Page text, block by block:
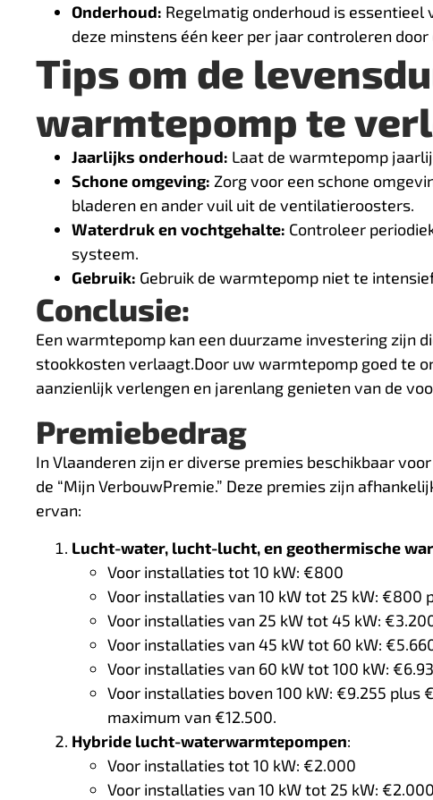
Onderhoud: Regelmatig onderhoud is
deze minstens één keer per jaar controleren
Tips om de
warmtepomp te
Jaarlijks onderhoud: Laat de warmtepomp
Schone omgeving: Zorg voor een schone
bladeren en ander vuil uit de ventilatieroosters.
Waterdruk en vochtgehalte: Controleer
systeem.
Gebruik: Gebruik de warmtepomp niet te
Conclusie:
Een warmtepomp kan een duurzame investering zijn
stookkosten verlaagt.Door uw warmtepomp goed te
aanzienlijk verlengen en jarenlang genieten van de
Premiebedrag
In Vlaanderen zijn er diverse premies beschikbaar
de “Mijn VerbouwPremie.” Deze premies zijn
ervan:
Lucht-water, lucht-lucht, en geothermische
Voor installaties tot 10 kW: €800
Voor installaties van 10 kW tot 25 kW: €800
Voor installaties van 25 kW tot 45 kW:
Voor installaties van 45 kW tot 60 kW:
Voor installaties van 60 kW tot 100 kW:
Voor installaties boven 100 kW: €9.255 plus
maximum van €12.500.
Hybride lucht-waterwarmtepompen:
Voor installaties tot 10 kW: €2.000
Voor installaties van 10 kW tot 25 kW: